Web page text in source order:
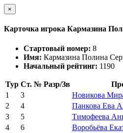
×
Карточка игрока Кармазина
Стартовый номер: 8
Имя: Кармазина Полина
Начальный рейтинг: 1190
Тур Ст. № Разр/Зв
1
3 Новикова
2
4 Панкова Ева
3
5 Тимофеева
4
6 Воробьёва